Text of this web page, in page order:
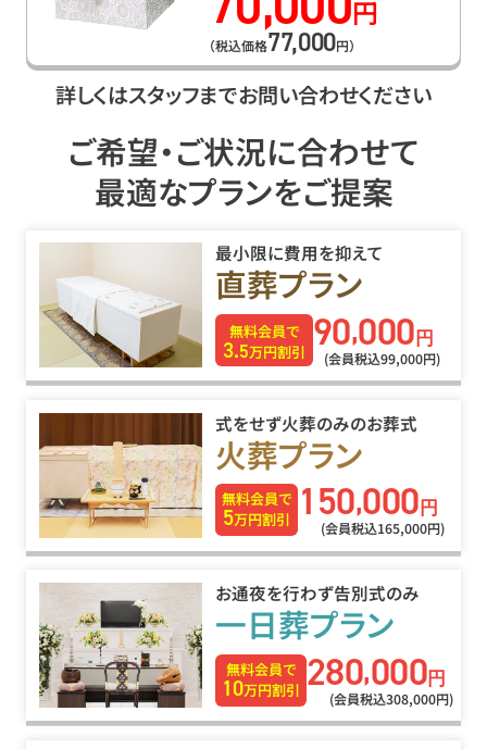
円
（税込価格77,000円）
詳しくはスタッフまでお問い合わせください
ご希望・ご状況に合わせて
最適なプランをご提案
最小限に費用を抑えて
直葬プラン
無料会員で
3.5万円割引 90,000 円
(会員税込99,000円)
式をせず火葬のみのお葬式
火葬プラン
無料会員で
5万円割引 150,000 円
(会員税込165,000円)
お通夜を行わず告別式のみ
一日葬プラン
無料会員で
10万円割引 280,000円
(会員税込308,000円)